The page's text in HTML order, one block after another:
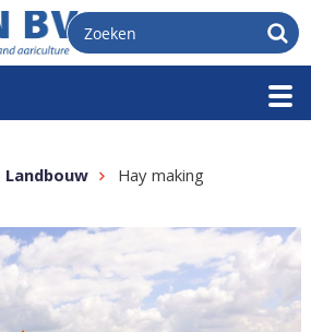
Landbouw Hay making